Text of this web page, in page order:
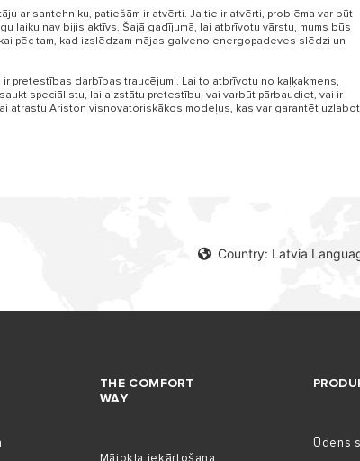
ar santehniku, patiešām ir atvērti. Ja tie ir atvērti, problēma var būt
nav bijis aktīvs. Šajā gadījumā, lai atbrīvotu vārstu, mums būs
pēc tam, kad izslēdzam mājas galveno energopadeves slēdzi un
pretestības darbības traucējumi. Lai to atbrīvotu no kaļķakmens,
speciālistu, lai aizstātu pretestību, vai varbūt pārbaudiet, vai ir
atrastu Ariston visnovatoriskākos modeļus, kas var garantēt
Country: Latvia
THE COMFORT
WAY
Ūdens